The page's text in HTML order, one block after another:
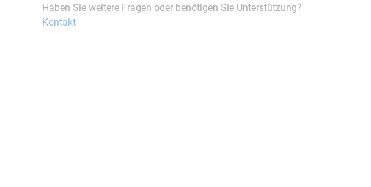
Haben Sie weitere Fragen oder benötigen Sie Unterstützung?
Kontakt